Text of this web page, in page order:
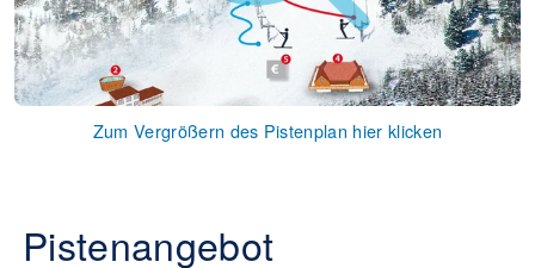
Zum Vergrößern des Pistenplan hier klicken
Pistenangebot